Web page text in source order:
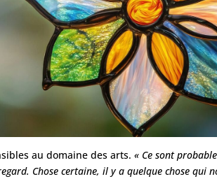
au domaine des arts.« Ce sont
Chose certaine, il y a quelque chose qui